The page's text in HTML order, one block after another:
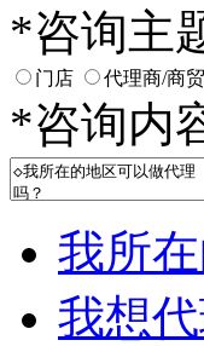
*咨询主
门店 代理商/商
*咨询内
我所
我想